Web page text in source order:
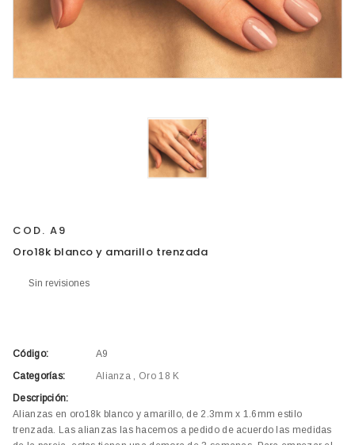
COD. A9
Oro18k blanco y amarillo trenzada
Sin revisiones
Código:
A9
Categorías:
Alianza , Oro 18 K
Descripción:
Alianzas en oro18k blanco y amarillo, de 2.3mm x 1.6mm estilo
trenzada. Las alianzas las hacemos a pedido de acuerdo las medidas